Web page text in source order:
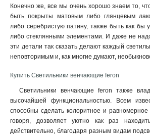
Конечно же, все мы очень хорошо знаем то,
быть покрыты матовым либо глянцевым
либо серебристую патину, также быть как бы
либо стеклянными элементами. И даже не
эти детали так сказать делают каждый
неповторимым и, как многие думают,
Купить Светильники венчающие feron
Светильники венчающие feron также
высочайшей функциональностью. Всем
способны сделать колоритное и
говоря, дозволяет уютно как раз
действительно, благодаря разным видам